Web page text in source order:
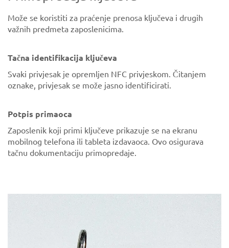
Može se koristiti za praćenje prenosa ključeva i drugih
važnih predmeta zaposlenicima.
Tačna identifikacija ključeva
Svaki privjesak je opremljen NFC privjeskom. Čitanjem
oznake, privjesak se može jasno identificirati.
Potpis primaoca
Zaposlenik koji primi ključeve prikazuje se na ekranu
mobilnog telefona ili tableta izdavaoca. Ovo osigurava
tačnu dokumentaciju primopredaje.